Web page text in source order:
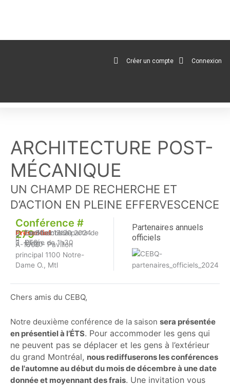
Créer un compte Connexion
ARCHITECTURE POST-
MÉCANIQUE
UN CHAMP DE RECHERCHE ET
D’ACTION EN PLEINE EFFERVESCENCE
Conférence #
279
Présentiel
Le 30 octobre 2024
Cocktail 17:00
conférence à partir de
17:30
Durée de 1h30
ETS
A-1600 - Pavillon
principal 1100 Notre-
Dame O., Mtl
Partenaires annuels
officiels
Chers amis du CEBQ,
Notre deuxième conférence de la saison sera présentée
en présentiel à l’ÉTS. Pour accommoder les gens qui
ne peuvent pas se déplacer et les gens à l’extérieur
du grand Montréal, nous rediffuserons les conférences
de l'automne au début du mois de décembre à une date
donnée et moyennant des frais. Une invitation vous